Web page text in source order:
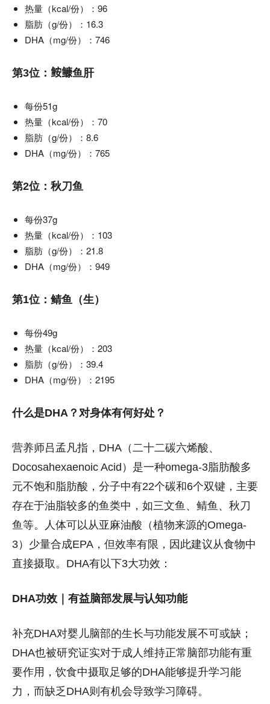
热量（kcal/份）：96
脂肪（g/份）：16.3
DHA（mg/份）：746
第3位：𩽾𩾌鱼肝
每份51g
热量（kcal/份）：70
脂肪（g/份）：8.6
DHA（mg/份）：765
第2位：秋刀鱼
每份37g
热量（kcal/份）：103
脂肪（g/份）：21.8
DHA（mg/份）：949
第1位：鲭鱼（生）
每份49g
热量（kcal/份）：203
脂肪（g/份）：39.4
DHA（mg/份）：2195
什么是DHA？对身体有何好处？
营养师吕孟凡指，DHA（二十二碳六烯酸、
Docosahexaenoic Acid）是一种omega-3脂肪酸多
元不饱和脂肪酸，分子中有22个碳和6个双键，主要
存在于油脂较多的鱼类中，如三文鱼、鲭鱼、秋刀
鱼等。人体可以从亚麻油酸（植物来源的Omega-
3）少量合成EPA，但效率有限，因此建议从食物中
直接摄取。DHA有以下3大功效：
DHA功效｜有益脑部发展与认知功能
补充DHA对婴儿脑部的生长与功能发展不可或缺；
DHA也被研究证实对于成人维持正常脑部功能有重
要作用，饮食中摄取足够的DHA能够提升学习能
力，而缺乏DHA则有机会导致学习障碍。